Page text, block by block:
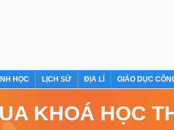
HỌC LỊCH SỬ ĐỊA LÍ GIÁO DỤC
KHOÁ HỌC